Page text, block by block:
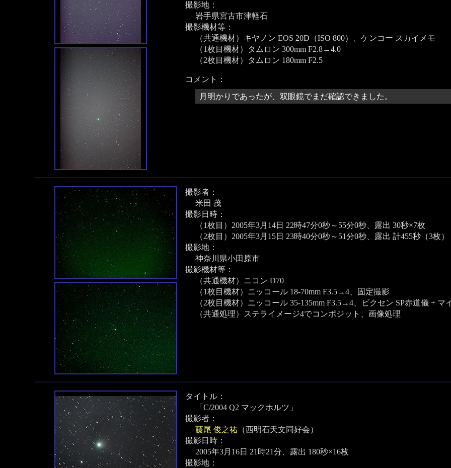
撮影地：
岩手県宮古市津軽石
撮影機材等：
（共通機材）キヤノン EOS 20D（ISO 800）、ケンコー スカイメモ
（1枚目機材）タムロン 300mm F2.8→4.0
（2枚目機材）タムロン 180mm F2.5
コメント：
月明かりであったが、双眼鏡でまだ確認できました。
撮影者：
米田 茂
撮影日時：
（1枚目）2005年3月14日 22時47分0秒～55分0秒、露出 30秒×7枚
（2枚目）2005年3月15日 23時40分0秒～51分0秒、露出 計455秒（3枚）
撮影地：
神奈川県小田原市
撮影機材等：
（共通機材）ニコン D70
（1枚目機材）ニッコール 18-70mm F3.5→4、固定撮影
（2枚目機材）ニッコール 35-135mm F3.5→4、ビクセン SP赤道儀 + マ
（共通処理）ステライメージ4でコンポジット、画像処理
タイトル：
「C/2004 Q2 マックホルツ」
撮影者：
藤尾 俊之祐（西明石天文同好会）
撮影日時：
2005年3月16日 21時21分、露出 180秒×16枚
撮影地：